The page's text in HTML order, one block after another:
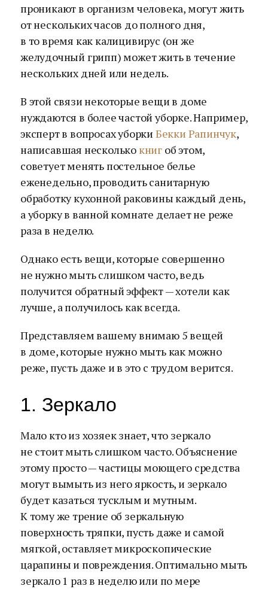
проникают в организм человека, могут жить
от нескольких часов до полного дня,
в то время как калицивирус (он же
желудочный грипп) может жить в течение
нескольких дней или недель.
В этой связи некоторые вещи в доме
нуждаются в более частой уборке. Например,
эксперт в вопросах уборки Бекки Рапинчук,
написавшая несколько книг об этом,
советует менять постельное белье
еженедельно, проводить санитарную
обработку кухонной раковины каждый день,
а уборку в ванной комнате делает не реже
раза в неделю.
Однако есть вещи, которые совершенно
не нужно мыть слишком часто, ведь
получится обратный эффект — хотели как
лучше, а получилось как всегда.
Представляем вашему внимаю 5 вещей
в доме, которые нужно мыть как можно
реже, пусть даже и в это с трудом верится.
1. Зеркало
Мало кто из хозяек знает, что зеркало
не стоит мыть слишком часто. Объяснение
этому просто — частицы моющего средства
могут вымыть из него яркость, и зеркало
будет казаться тусклым и мутным.
К тому же трение об зеркальную
поверхность тряпки, пусть даже и самой
мягкой, оставляет микроскопические
царапины и повреждения. Оптимально мыть
зеркало 1 раз в неделю или по мере